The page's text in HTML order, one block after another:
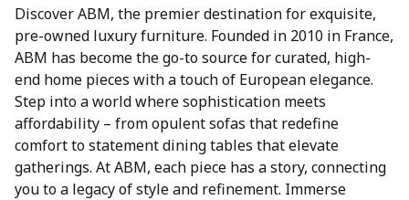
Discover ABM, the premier destination for exquisite,
pre-owned luxury furniture. Founded in 2010 in France,
ABM has become the go-to source for curated, high-
end home pieces with a touch of European elegance.
Step into a world where sophistication meets
affordability – from opulent sofas that redefine
comfort to statement dining tables that elevate
gatherings. At ABM, each piece has a story, connecting
you to a legacy of style and refinement. Immerse